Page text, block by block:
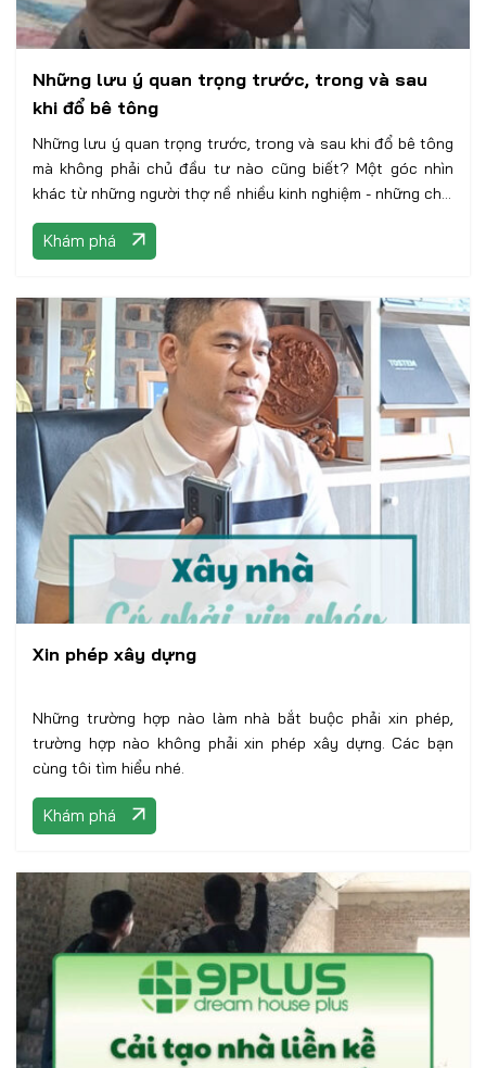
Những lưu ý quan trọng trước, trong và sau
khi đổ bê tông
Những lưu ý quan trọng trước, trong và sau khi đổ bê tông
mà không phải chủ đầu tư nào cũng biết? Một góc nhìn
khác từ những người thợ nề nhiều kinh nghiệm - những chia
sẻ chân thực sẽ giúp bạn có cái nhìn bao quát về công
đoạn này!
Khám phá
Xin phép xây dựng
Những trường hợp nào làm nhà bắt buộc phải xin phép,
trường hợp nào không phải xin phép xây dựng. Các bạn
cùng tôi tìm hiểu nhé.
Khám phá